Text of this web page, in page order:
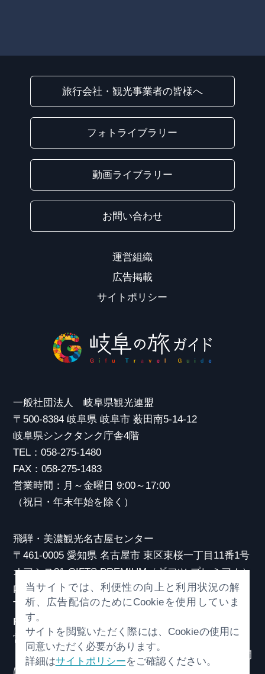
旅行会社・観光事業者の皆様へ
フォトライブラリー
動画ライブラリー
お問い合わせ
運営組織
広告掲載
サイトポリシー
一般社団法人 岐阜県観光連盟
〒500-8384 岐阜県 岐阜市 薮田南5-14-12
岐阜県シンクタンク庁舎4階
TEL：058-275-1480
FAX：058-275-1483
営業時間：月～金曜日 9:00～17:00
（祝日・年末年始を除く）
飛騨・美濃観光名古屋センター
〒461-0005 愛知県 名古屋市 東区東桜一丁目11番1号
オアシス21 GIFTS PREMIUM（ギフツ プレミアム）
内
TEL：052-253-6185
FAX：052-253-6186
営業時間：10:00～21:00
（原則、元日を除き年中無休）※観光相談対応時間
は18:30まで
当サイトでは、利便性の向上と利用状況の解
析、広告配信のためにCookieを使用していま
す。
サイトを閲覧いただく際には、Cookieの使用に
同意いただく必要があります。
詳細はサイトポリシーをご確認ください。